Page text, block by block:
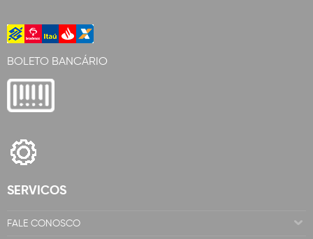
BOLETO BANCÁRIO
SERVICOS
FALE CONOSCO